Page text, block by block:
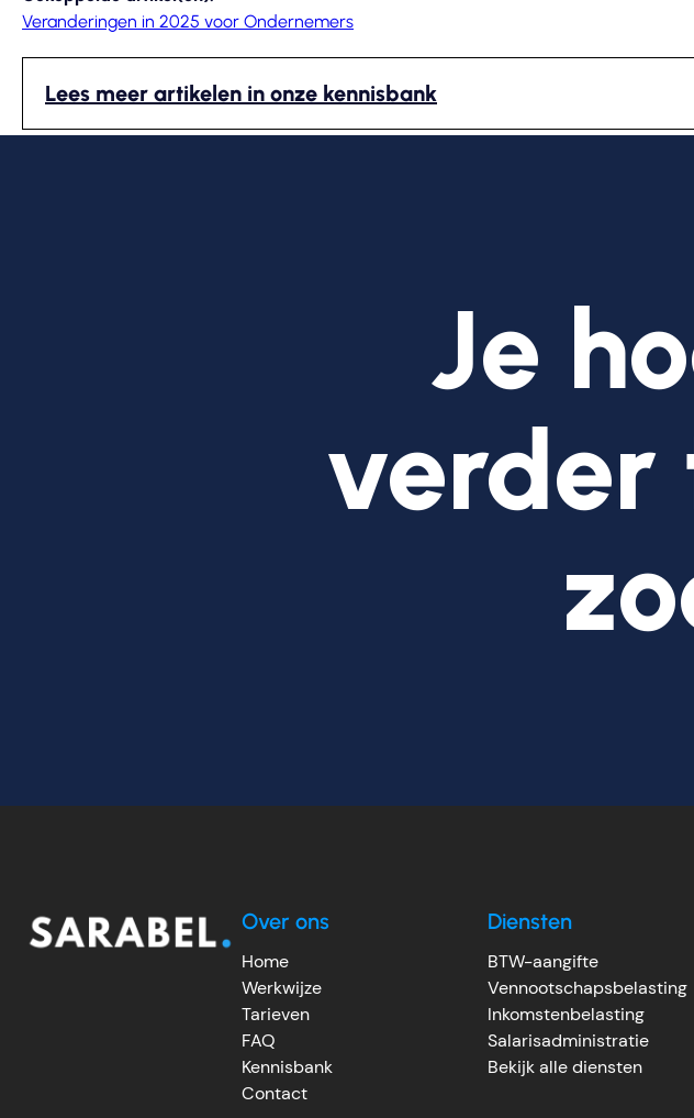
Veranderingen in 2025 voor Ondernemers
Lees meer artikelen in onze kennisbank
Je
verder
Over ons
Home
Werkwijze
Tarieven
FAQ
Kennisbank
Contact
Diensten
BTW-aangifte
Vennootschapsbelasting
Inkomstenbelasting
Salarisadministratie
Bekijk alle diensten